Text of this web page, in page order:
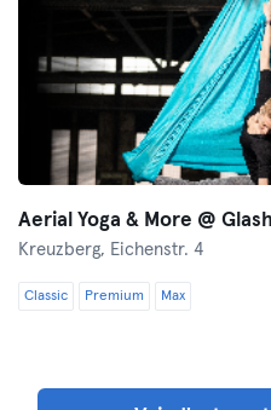
Aerial Yoga & More @
Kreuzberg, Eichenstr. 4
Classic Premium Max